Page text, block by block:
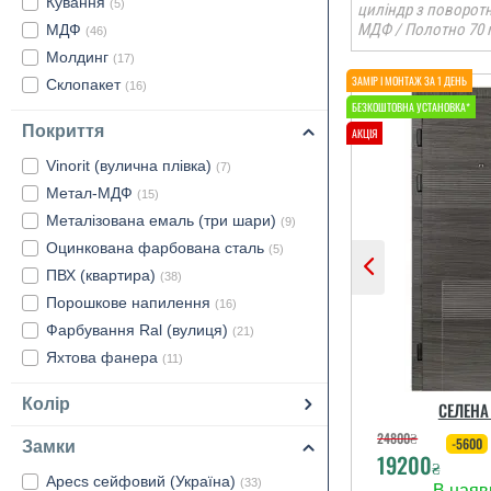
(5)
МДФ (46)
Молдинг (17)
Склопакет (16)
Покриття
Vinorit (вулична плівка) (7)
Метал-МДФ (15)
Металізована емаль (три шари) (9)
Оцинкована фарбована сталь (5)
ПВХ (квартира) (38)
Порошкове напилення (16)
Фарбування Ral (вулиця) (21)
Яхтова фанера (11)
Колір
Замки
Apecs сейфовий (Україна) (33)
циліндр з
МДФ / Полотно 70
24800₴
19200₴
-5600